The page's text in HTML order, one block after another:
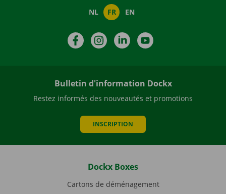
NL FR EN
FacebookInstagramLinkedIn
Bulletin d'information Dockx
Restez informés des nouveautés et promotions
INSCRIPTION
Dockx Boxes
Cartons de déménagement